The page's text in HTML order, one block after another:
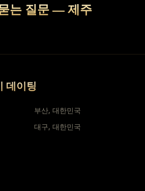
는 질문—제주
데이팅
부산, 대한민국
대구, 대한민국